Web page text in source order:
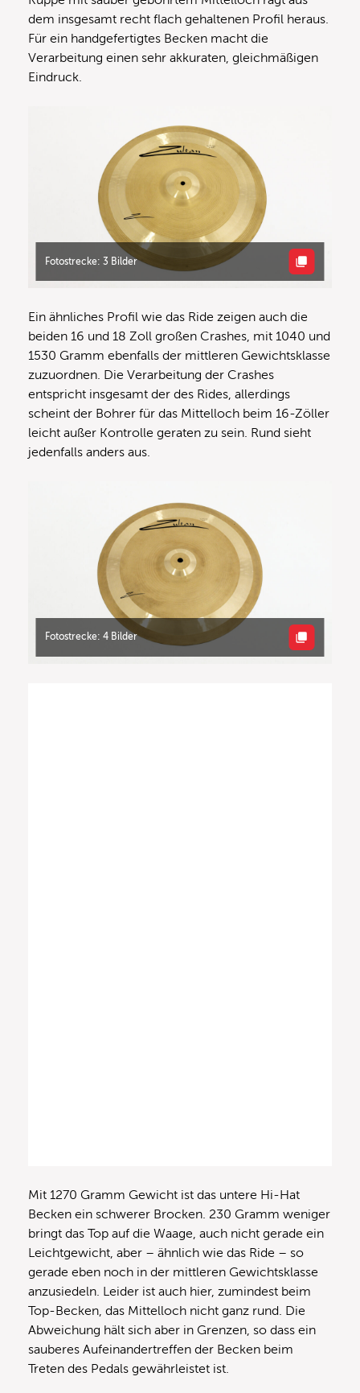
dem insgesamt recht flach gehaltenen Profil heraus.
Für ein handgefertigtes Becken macht die
Verarbeitung einen sehr akkuraten, gleichmäßigen
Eindruck.
Fotostrecke: 3 Bilder
Ein ähnliches Profil wie das Ride zeigen auch die
beiden 16 und 18 Zoll großen Crashes, mit 1040 und
1530 Gramm ebenfalls der mittleren Gewichtsklasse
zuzuordnen. Die Verarbeitung der Crashes
entspricht insgesamt der des Rides, allerdings
scheint der Bohrer für das Mittelloch beim 16-Zöller
leicht außer Kontrolle geraten zu sein. Rund sieht
jedenfalls anders aus.
Fotostrecke: 4 Bilder
Mit 1270 Gramm Gewicht ist das untere Hi-Hat
Becken ein schwerer Brocken. 230 Gramm weniger
bringt das Top auf die Waage, auch nicht gerade ein
Leichtgewicht, aber – ähnlich wie das Ride – so
gerade eben noch in der mittleren Gewichtsklasse
anzusiedeln. Leider ist auch hier, zumindest beim
Top-Becken, das Mittelloch nicht ganz rund. Die
Abweichung hält sich aber in Grenzen, so dass ein
sauberes Aufeinandertreffen der Becken beim
Treten des Pedals gewährleistet ist.